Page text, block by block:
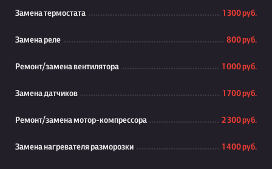
Замена термостата 1 300 руб.
Замена реле 800 руб.
Ремонт/замена вентилятора 1 000 руб.
Замена датчиков 1 700 руб.
Ремонт/замена мотор-компрессора 2 300 руб.
Замена нагревателя разморозки 1 400 руб.